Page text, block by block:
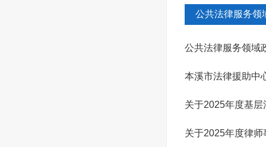
公共法律服务领
公共法律服务领域
本溪市法律援助中
关于2025年度基
关于2025年度律